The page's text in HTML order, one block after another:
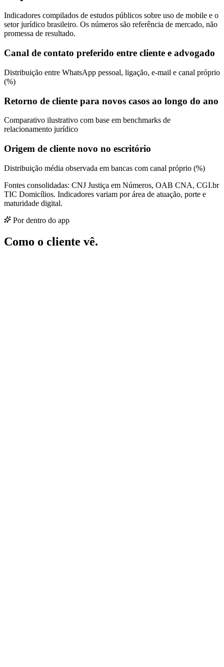
Indicadores compilados de estudos públicos sobre uso de mobile e o
setor jurídico brasileiro. Os números são referência de mercado, não
promessa de resultado.
Canal de contato preferido entre cliente e advogado
Distribuição entre WhatsApp pessoal, ligação, e-mail e canal próprio
(%)
Retorno de cliente para novos casos ao longo do ano
Comparativo ilustrativo com base em benchmarks de
relacionamento jurídico
Origem de cliente novo no escritório
Distribuição média observada em bancas com canal próprio (%)
Fontes consolidadas: CNJ Justiça em Números, OAB CNA, CGI.br
TIC Domicílios. Indicadores variam por área de atuação, porte e
maturidade digital.
Por dentro do app
Como o cliente vê.